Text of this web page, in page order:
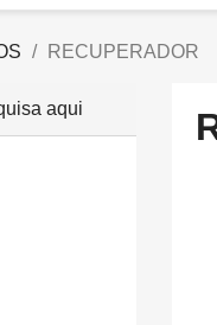
RECUPERADOR
aqui